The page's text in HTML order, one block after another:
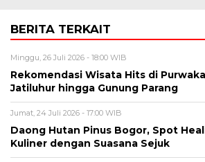
BERITA TERKAIT
Minggu, 26 Juli 2026 - 18:00 WIB
Rekomendasi Wisata Hits di
Jatiluhur hingga Gunung Parang
Jumat, 24 Juli 2026 - 17:00 WIB
Daong Hutan Pinus Bogor, Spot
Kuliner dengan Suasana Sejuk